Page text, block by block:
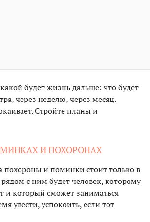
будет жизнь дальше: что будет
через неделю, через месяц.
Стройте планы и
И ПОХОРОНАХ
похороны и поминки стоит только в
рядом с ним будет человек, которому
и который сможет заниматься
увести, успокоить, если тот